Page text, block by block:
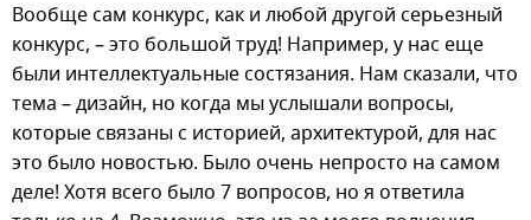
Вообще сам конкурс, как и любой другой серьезный
конкурс, – это большой труд! Например, у нас еще
были интеллектуальные состязания. Нам сказали, что
тема – дизайн, но когда мы услышали вопросы,
которые связаны с историей, архитектурой, для нас
это было новостью. Было очень непросто на самом
деле! Хотя всего было 7 вопросов, но я ответила